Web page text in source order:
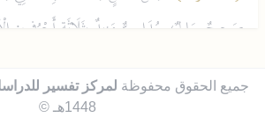
صَحِيحٌ سَالِمٌ، سُدَاسِيٌّ مَزِيدٌ بِثَلَاثَةِ أَحْرُفٍ:
لَهُمْ
جميع الحقوق محفوظة لمركز تفسير
1448هـ ©